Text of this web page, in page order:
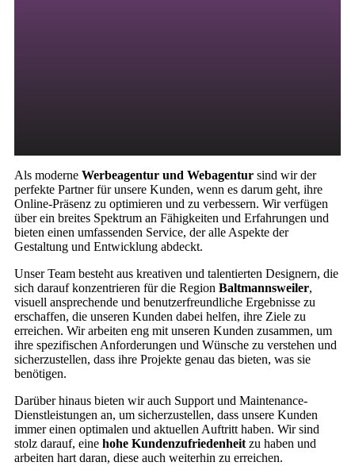
Als moderne Werbeagentur und Webagentur sind wir der
perfekte Partner für unsere Kunden, wenn es darum geht, ihre
Online-Präsenz zu optimieren und zu verbessern. Wir verfügen
über ein breites Spektrum an Fähigkeiten und Erfahrungen und
bieten einen umfassenden Service, der alle Aspekte der
Gestaltung und Entwicklung abdeckt.
Unser Team besteht aus kreativen und talentierten Designern, die
sich darauf konzentrieren für die Region Baltmannsweiler,
visuell ansprechende und benutzerfreundliche Ergebnisse zu
erschaffen, die unseren Kunden dabei helfen, ihre Ziele zu
erreichen. Wir arbeiten eng mit unseren Kunden zusammen, um
ihre spezifischen Anforderungen und Wünsche zu verstehen und
sicherzustellen, dass ihre Projekte genau das bieten, was sie
benötigen.
Darüber hinaus bieten wir auch Support und Maintenance-
Dienstleistungen an, um sicherzustellen, dass unsere Kunden
immer einen optimalen und aktuellen Auftritt haben. Wir sind
stolz darauf, eine hohe Kundenzufriedenheit zu haben und
arbeiten hart daran, diese auch weiterhin zu erreichen.